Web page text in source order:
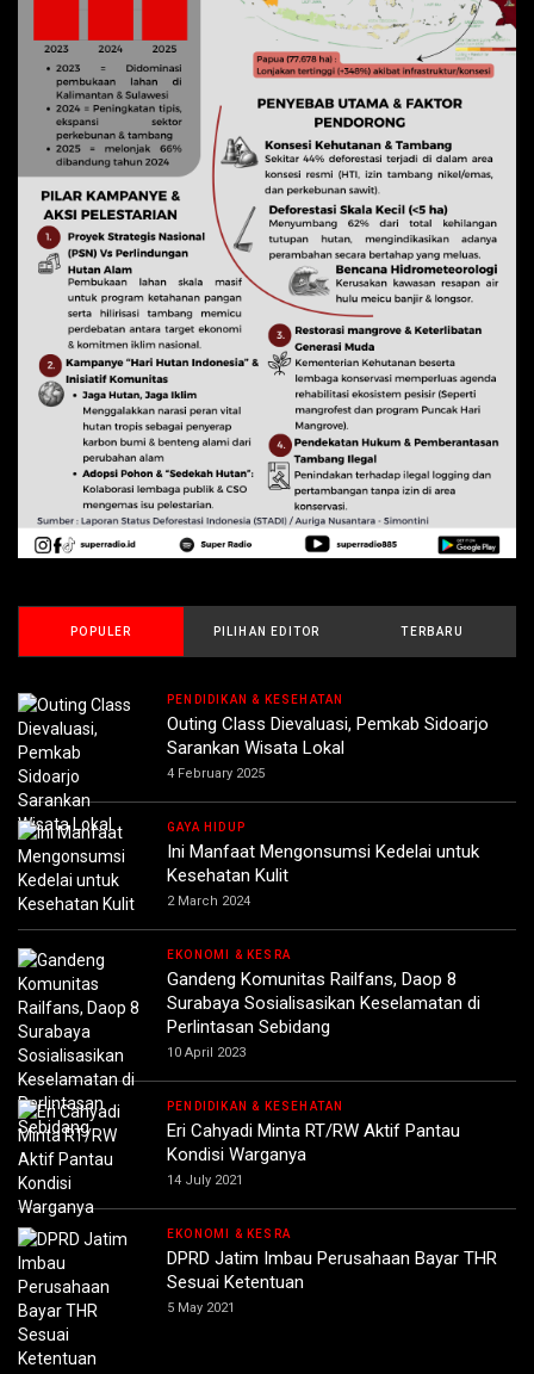
POPULER PILIHAN EDITOR TERBARU
PENDIDIKAN & KESEHATAN
Outing Class Dievaluasi, Pemkab Sidoarjo
Sarankan Wisata Lokal
4 February 2025
GAYA HIDUP
Ini Manfaat Mengonsumsi Kedelai untuk
Kesehatan Kulit
2 March 2024
EKONOMI & KESRA
Gandeng Komunitas Railfans, Daop 8
Surabaya Sosialisasikan Keselamatan di
Perlintasan Sebidang
10 April 2023
PENDIDIKAN & KESEHATAN
Eri Cahyadi Minta RT/RW Aktif Pantau
Kondisi Warganya
14 July 2021
EKONOMI & KESRA
DPRD Jatim Imbau Perusahaan Bayar THR
Sesuai Ketentuan
5 May 2021